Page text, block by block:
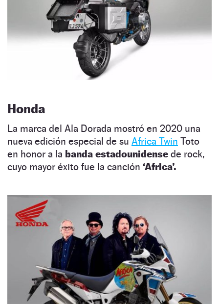
Honda
La marca del Ala Dorada mostró en 2020 una
nueva edición especial de su Africa Twin Toto
en honor a la banda estadounidense de rock,
cuyo mayor éxito fue la canción ‘Africa’.